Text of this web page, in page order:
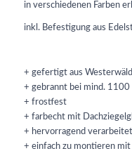
in verschiedenen Farben
inkl. Befestigung aus
+ gefertigt aus
+ gebrannt bei mind. 1100
+ frostfest
+ farbecht mit
+ hervorragend verarbeitet
+ einfach zu montieren